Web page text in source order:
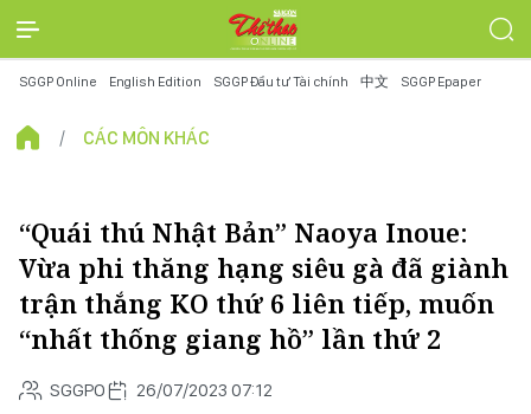
SGGP Online English Edition SGGP Đầu tư Tài chính 中文 SGGP Epaper
CÁC MÔN KHÁC
“Quái thú Nhật Bản” Naoya Inoue:
Vừa phi thăng hạng siêu gà đã giành
trận thắng KO thứ 6 liên tiếp, muốn
“nhất thống giang hồ” lần thứ 2
SGGPO 26/07/2023 07:12